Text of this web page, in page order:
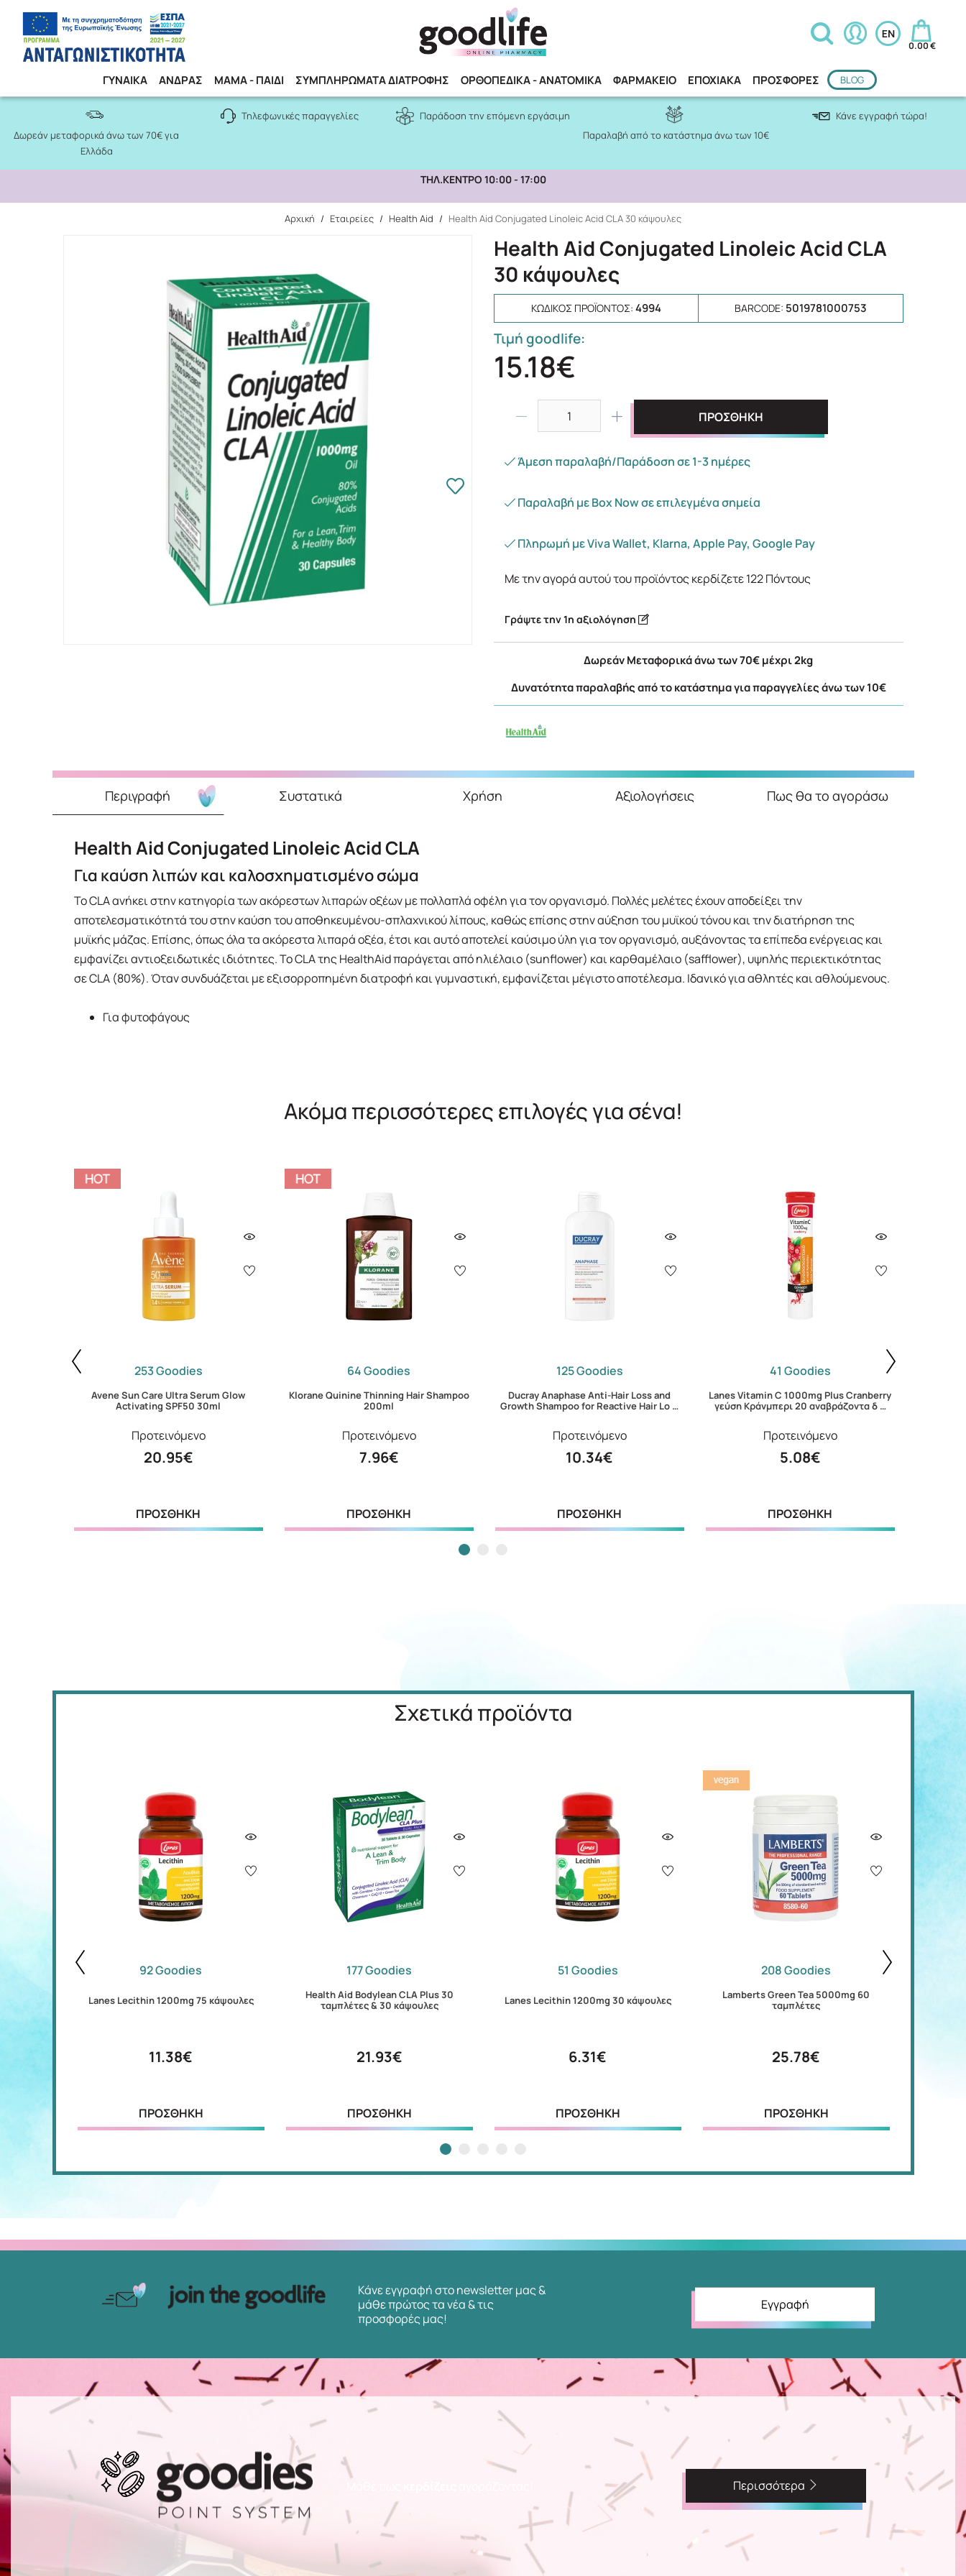
0.00 €
ΓΥΝΑΙΚΑ ΑΝΔΡΑΣ ΜΑΜΑ - ΠΑΙΔΙ ΣΥΜΠΛΗΡΩΜΑΤΑ ΔΙΑΤΡΟΦΗΣ ΟΡΘΟΠΕΔΙΚΑ - ΑΝΑΤΟΜΙΚΑ ΦΑΡΜΑΚΕΙΟ ΕΠΟΧΙΑΚΑ ΠΡΟΣΦΟΡΕΣ BLOG
Αναζήτηση
Δωρεάν μεταφορικά άνω των 70€ για
Ελλάδα
Τηλεφωνικές παραγγελίες
Παράδοση την επόμενη εργάσιμη
Παραλαβή από το κατάστημα άνω των 10€
Κάνε εγγραφή τώρα!
ΤΗΛ.ΚΕΝΤΡΟ 10:00 - 17:00
Αρχική / Εταιρείες / Health Aid / Health Aid Conjugated Linoleic Acid CLA 30 κάψουλες
Health Aid Conjugated Linoleic Acid CLA
30 κάψουλες
ΚΩΔΙΚΌΣ ΠΡΟΪΌΝΤΟΣ: 4994 BARCODE: 5019781000753
Τιμή goodlife:
15.18€
ΠΡΟΣΘΗΚΗ
Άμεση παραλαβή/Παράδοση σε 1-3 ημέρες
Παραλαβή με Box Now σε επιλεγμένα σημεία
Πληρωμή με Viva Wallet, Klarna, Apple Pay, Google Pay
Με την αγορά αυτού του προϊόντος κερδίζετε122Πόντους
Γράψτε την 1η αξιολόγηση
Δωρεάν Μεταφορικά άνω των 70€ μέχρι 2kg
Δυνατότητα παραλαβής από το κατάστημα για παραγγελίες άνω των 10€
Περιγραφή Συστατικά Χρήση Αξιολογήσεις Πως θα το αγοράσω
Health Aid Conjugated Linoleic Acid CLA
Για καύση λιπών και καλοσχηματισμένο σώμα
Το CLA ανήκει στην κατηγορία των ακόρεστων λιπαρών οξέων με πολλαπλά οφέλη για τον οργανισμό. Πολλές μελέτες έχουν αποδείξει την
αποτελεσματικότητά του στην καύση του αποθηκευμένου-σπλαχνικού λίπους, καθώς επίσης στην αύξηση του μυϊκού τόνου και την διατήρηση της
μυϊκής μάζας. Επίσης, όπως όλα τα ακόρεστα λιπαρά οξέα, έτσι και αυτό αποτελεί καύσιμο ύλη για τον οργανισμό, αυξάνοντας τα επίπεδα ενέργειας και
εμφανίζει αντιοξειδωτικές ιδιότητες. Το CLA της HealthAid παράγεται από ηλιέλαιο (sunflower) και καρθαμέλαιο (safflower), υψηλής περιεκτικότητας
σε CLA (80%). Όταν συνδυάζεται με εξισορροπημένη διατροφή και γυμναστική, εμφανίζεται μέγιστο αποτέλεσμα. Ιδανικό για αθλητές και αθλούμενους.
Για φυτοφάγους
Ακόμα περισσότερες επιλογές για σένα!
253 Goodies
Avene Sun Care Ultra Serum Glow
Activating SPF50 30ml
Προτεινόμενο
20.95€
ΠΡΟΣΘΗΚΗ
64 Goodies
Klorane Quinine Thinning Hair Shampoo
200ml
Προτεινόμενο
7.96€
ΠΡΟΣΘΗΚΗ
125 Goodies
Ducray Anaphase Anti-Hair Loss and
Growth Shampoo for Reactive Hair Lo …
Προτεινόμενο
10.34€
ΠΡΟΣΘΗΚΗ
41 Goodies
Lanes Vitamin C 1000mg Plus Cranberry
γεύση Κράνμπερι 20 αναβράζοντα δ …
Προτεινόμενο
5.08€
ΠΡΟΣΘΗΚΗ
Σχετικά προϊόντα
92 Goodies
Lanes Lecithin 1200mg 75 κάψουλες
11.38€
ΠΡΟΣΘΗΚΗ
177 Goodies
Health Aid Bodylean CLA Plus 30
ταμπλέτες & 30 κάψουλες
21.93€
ΠΡΟΣΘΗΚΗ
51 Goodies
Lanes Lecithin 1200mg 30 κάψουλες
6.31€
ΠΡΟΣΘΗΚΗ
208 Goodies
Lamberts Green Tea 5000mg 60
ταμπλέτες
25.78€
ΠΡΟΣΘΗΚΗ
Κάνε εγγραφή στο newsletter μας &
μάθε πρώτος τα νέα & τις
προσφορές μας!
Εγγραφή
Περισσότερα